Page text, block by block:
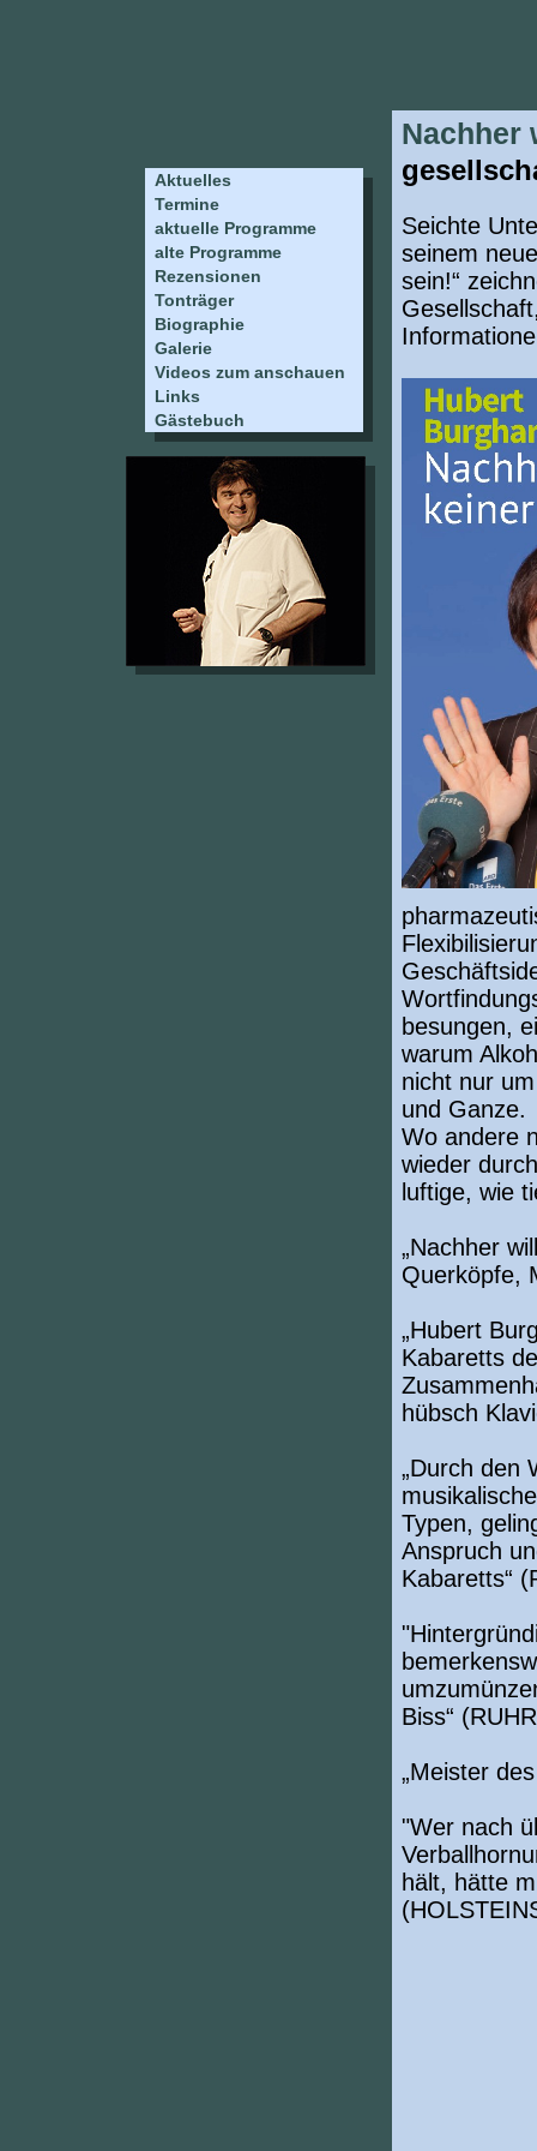
Aktuelles
Termine
aktuelle Programme
alte Programme
Rezensionen
Tonträger
Biographie
Galerie
Videos zum anschauen
Links
Gästebuch
Nachher
Seichte
seinem
sein!“
besungen,
warum
nicht nur
und Ganze.
Wo andere
wieder
luftige, wie
„Nachher
Querköpfe,
„Hubert
Kabaretts
hübsch
„Durch den
Typen,
Anspruch
Kabaretts“
Biss“
„Meister
"Wer nach
hält, hätte